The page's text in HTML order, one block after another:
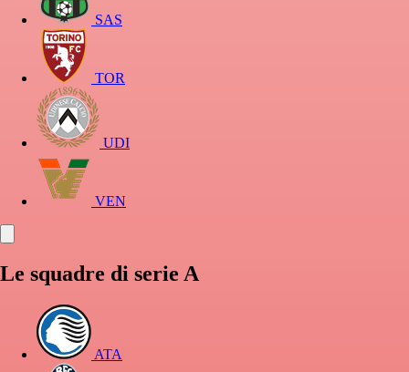
SAS
TOR
UDI
VEN
Le squadre di serie A
ATA